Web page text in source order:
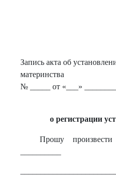
Запись акта об
материнства
№ _____ от «___»
о регистрации
Прошу